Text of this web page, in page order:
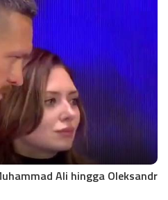
Ali hingga Oleksandr